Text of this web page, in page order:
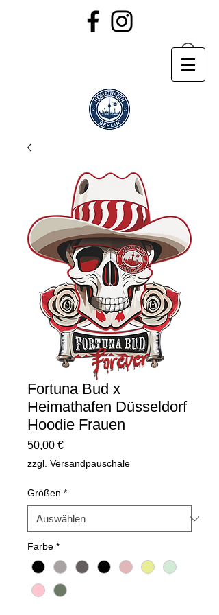
Fortuna Bud x
Heimathafen Düsseldorf
Hoodie Frauen
50,00 €Preis
zzgl. Versandpauschale
Größen *
Farbe *